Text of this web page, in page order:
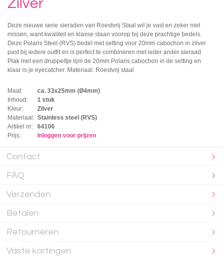
Zilver
Deze nieuwe serie sieraden van Roestvrij Staal wil je vast en zeker niet
missen, want kwaliteit en klasse staan voorop bij deze prachtige bedels.
Deze Polaris Steel (RVS) bedel met setting voor 20mm cabochon in zilver
past bij iedere outfit en is perfect te combineren met ieder ander sieraad.
Plak met een druppeltje lijm de 20mm Polaris cabochon in de setting en
klaar is je eyecatcher. Materiaal: Roestvrij staal
Maat:
ca. 33x25mm (Ø4mm)
Inhoud:
1 stuk
Kleur:
Zilver
Materiaal: Stainless steel (RVS)
Artikel nr:
64106
Prijs:
Inloggen voor prijzen
Contact
FAQ
Verzenden
Betalen
Retourneren
Vaste kortingen